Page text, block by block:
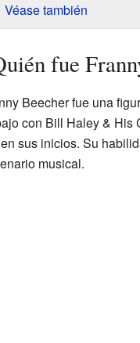
Véase también
fue
Beecher fue una
con Bill Haley & His
en sus inicios. Su
musical.